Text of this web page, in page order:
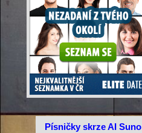
Písničky skrze AI Suno